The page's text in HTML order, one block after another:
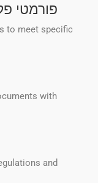
פורמטי
to meet specific
with
and